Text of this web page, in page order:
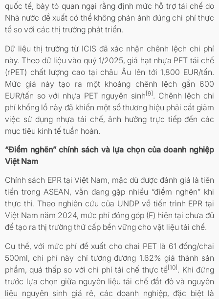
quốc tế, bày tỏ quan ngại rằng định mức hỗ trợ tái chế do
Nhà nước đề xuất có thể không phản ánh đúng chi phí thực
tế so với các thị trường phát triển.
Dữ liệu thị trường từ ICIS đã xác nhận chênh lệch chi phí
này. Theo dữ liệu vào quý 1/2025, giá hạt nhựa PET tái chế
(rPET) chất lượng cao tại châu Âu lên tới 1,800 EUR/tấn.
Mức giá này tạo ra một khoảng chênh lệch gần 600
EUR/tấn so với nhựa PET nguyên sinh[9]. Chênh lệch chi
phí khổng lồ này đã khiến một số thương hiệu phải cắt giảm
việc sử dụng nhựa tái chế, ảnh hưởng trực tiếp đến các
mục tiêu kinh tế tuần hoàn.
“Điểm nghẽn” chính sách và lựa chọn của doanh nghiệp
Việt Nam
Chính sách EPR tại Việt Nam, mặc dù được đánh giá là tiên
tiến trong ASEAN, vẫn đang gặp nhiều “điểm nghẽn” khi
thực thi. Theo nghiên cứu của UNDP về tiến trình EPR tại
Việt Nam năm 2024, mức phí đóng góp (F) hiện tại chưa đủ
để tạo ra thị trường thứ cấp bền vững cho vật liệu tái chế.
Cụ thể, với mức phí đề xuất cho chai PET là 61 đồng/chai
500ml, chi phí này chỉ tương đương 1.62% giá thành sản
phẩm, quá thấp so với chi phí tái chế thực tế[10]. Khi đứng
trước lựa chọn giữa nguyên liệu tái chế đắt đỏ và nguyên
liệu nguyên sinh giá rẻ, các doanh nghiệp, đặc biệt là